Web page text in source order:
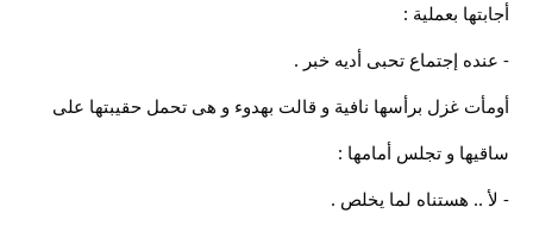
أجابتها بعملية :
- عنده إجتماع تحبى أديه خبر .
أومأت غزل برأسها نافية و قالت بهدوء و هى تحمل حقيبتها على
ساقيها و تجلس أمامها :
- ﻷ .. هستناه لما يخلص .